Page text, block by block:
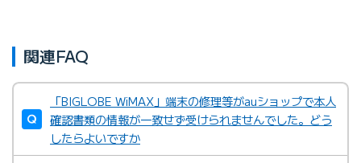
関連FAQ
「BIGLOBE WiMAX」端末の修理等がauショップで本人
確認書類の情報が一致せず受けられませんでした。どう
したらよいですか